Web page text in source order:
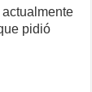
pidió